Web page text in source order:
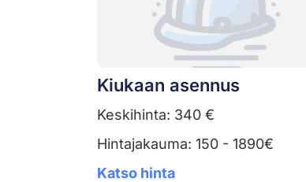
Kiukaan asennus
Keskihinta: 340 €
Hintajakauma: 150 - 1890€
Katso hinta